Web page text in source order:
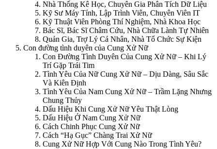
Nhà Thống Kê Học, Chuyên Gia Phân Tích Dữ Liệu
Kỹ Sư Máy Tính, Lập Trình Viên, Chuyên Viên IT
Kỹ Thuật Viên Phòng Thí Nghiệm, Nhà Khoa Học
Bác Sĩ, Bác Sĩ Châm Cứu, Nhà Chữa Lành Tự Nhiên
Quản Gia, Trợ Lý Cá Nhân, Nhà Tổ Chức Sự Kiện
Con đường tình duyên của Cung Xử Nữ
Con Đường Tình Duyên Của Cung Xử Nữ – Khi Lý
Trí Gặp Trái Tim
Tình Yêu Của Nữ Cung Xử Nữ – Dịu Dàng, Sâu Sắc
Và Kiên Định
Tình Yêu Của Nam Cung Xử Nữ – Trầm Lặng Nhưng
Chung Thủy
Dấu Hiệu Khi Cung Xử Nữ Yêu Thật Lòng
Dấu Hiệu Ở Nam Cung Xử Nữ
Cách Chinh Phục Cung Xử Nữ
Cách “Hạ Gục” Chàng Trai Xử Nữ
Cung Xử Nữ Hợp Với Cung Nào Trong Tình Yêu?